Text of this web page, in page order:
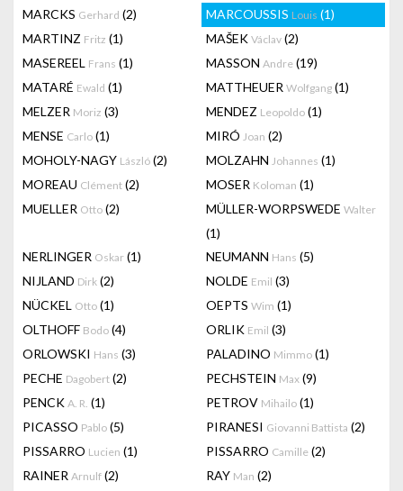
MARCKS Gerhard (2) MARCOUSSIS Louis (1)
MARTINZ Fritz (1) MAŠEK Václav (2)
MASEREEL Frans (1) MASSON Andre (19)
MATARÉ Ewald (1) MATTHEUER Wolfgang (1)
MELZER Moriz (3) MENDEZ Leopoldo (1)
MENSE Carlo (1) MIRÓ Joan (2)
MOHOLY-NAGY László (2) MOLZAHN Johannes (1)
MOREAU Clément (2) MOSER Koloman (1)
MUELLER Otto (2) MÜLLER-WORPSWEDE Walter
(1)
NERLINGER Oskar (1) NEUMANN Hans (5)
NIJLAND Dirk (2) NOLDE Emil (3)
NÜCKEL Otto (1) OEPTS Wim (1)
OLTHOFF Bodo (4) ORLIK Emil (3)
ORLOWSKI Hans (3) PALADINO Mimmo (1)
PECHE Dagobert (2) PECHSTEIN Max (9)
PENCK A. R. (1) PETROV Mihailo (1)
PICASSO Pablo (5) PIRANESI Giovanni Battista (2)
PISSARRO Lucien (1) PISSARRO Camille (2)
RAINER Arnulf (2) RAY Man (2)